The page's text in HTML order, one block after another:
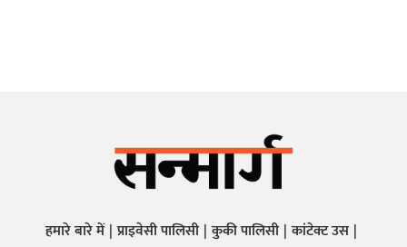
हमारे बारे में प्राइवेसी पालिसी कुकी पालिसी कांटेक्ट उस